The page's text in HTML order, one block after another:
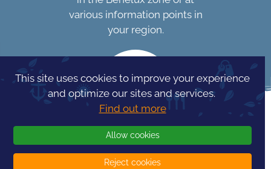
various information points in
your region.
This site uses cookies to improve your experience
and optimize our sites and services.
Find out more
Allow cookies
Reject cookies